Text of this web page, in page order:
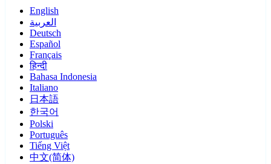
English
العربية
Deutsch
Español
Français
हिन्दी
Bahasa Indonesia
Italiano
日本語
한국어
Polski
Português
Tiếng Việt
中文(简体)